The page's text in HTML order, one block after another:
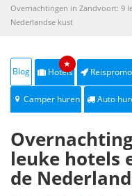
Overnachtingen in Zandvoort: 9
Nederlandse kust
Blog Hotels
★
Camper huren Auto
leuke hotels
de